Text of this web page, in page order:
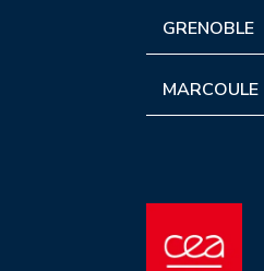
GRENOBLE
MARCOULE